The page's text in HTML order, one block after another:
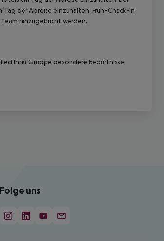
der Abreise einzuhalten. Früh-Check-In
hinzugebucht werden.
Ihrer Gruppe besondere Bedürfnisse
Folge uns